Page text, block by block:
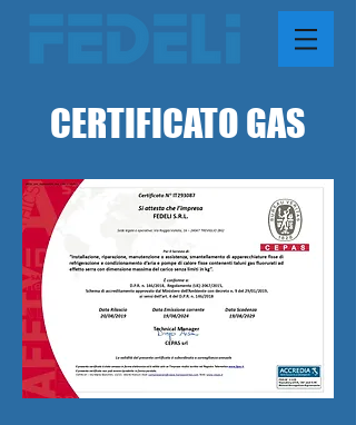
CERTIFICATO GAS